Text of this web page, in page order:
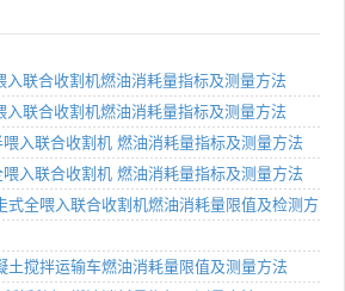
入联合收割机燃油消耗量指标及测量方法
入联合收割机燃油消耗量指标及测量方法
入联合收割机 燃油消耗量指标及测量方法
入联合收割机 燃油消耗量指标及测量方法
式全喂入联合收割机燃油消耗量限值及检测方
土搅拌运输车燃油消耗量限值及测量方法